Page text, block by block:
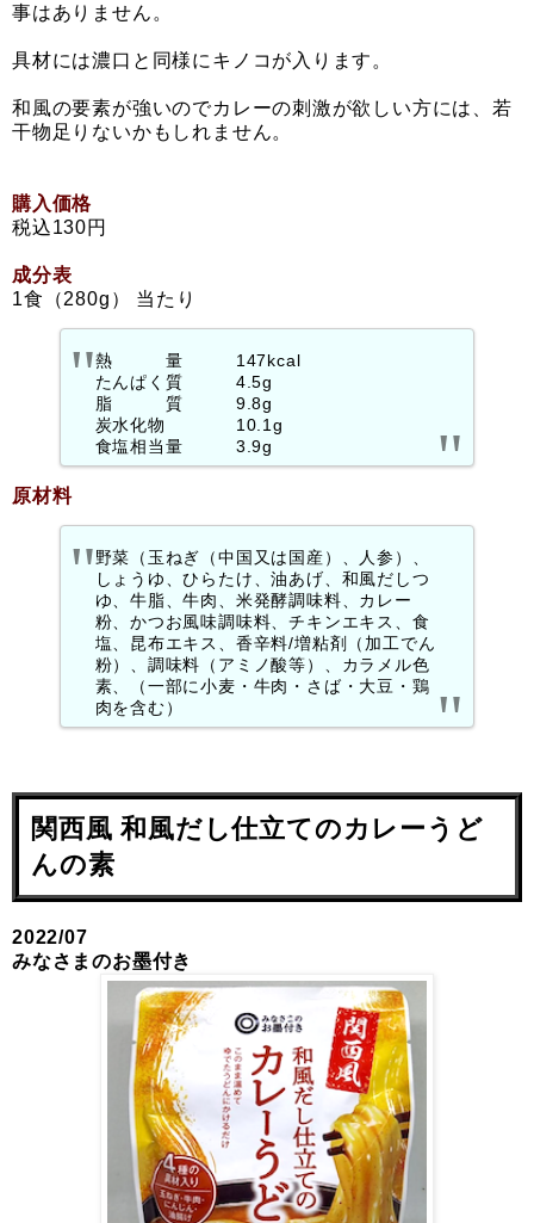
事はありません。
具材には濃口と同様にキノコが入ります。
和風の要素が強いのでカレーの刺激が欲しい方には、若
干物足りないかもしれません。
購入価格
税込130円
成分表
1食（280g） 当たり
熱 量 147kcal
たんぱく質 4.5g
脂 質 9.8g
炭水化物 10.1g
食塩相当量 3.9g
原材料
野菜（玉ねぎ（中国又は国産）、人参）、
しょうゆ、ひらたけ、油あげ、和風だしつ
ゆ、牛脂、牛肉、米発酵調味料、カレー
粉、かつお風味調味料、チキンエキス、食
塩、昆布エキス、香辛料/増粘剤（加工でん
粉）、調味料（アミノ酸等）、カラメル色
素、（一部に小麦・牛肉・さば・大豆・鶏
肉を含む）
関西風 和風だし仕立てのカレーうど
んの素
2022/07
みなさまのお墨付き